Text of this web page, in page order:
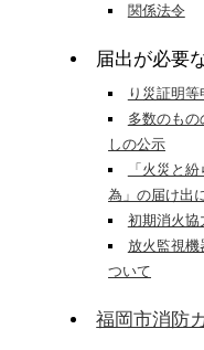
関係法令
届出が必要
り災証明等
多数のも
しの公示
「火災と
為」の届け出
初期消火協
放火監視機
ついて
福岡市消防